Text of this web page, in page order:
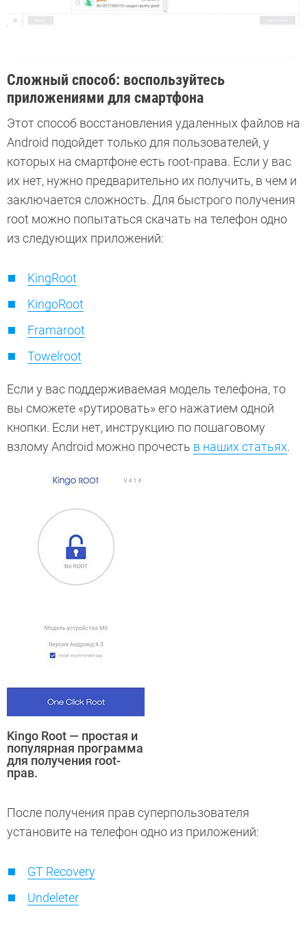
Сложный способ: воспользуйтесь
приложениями для смартфона
Этот способ восстановления удаленных файлов на
Android подойдет только для пользователей, у
которых на смартфоне есть root-права. Если у вас
их нет, нужно предварительно их получить, в чем и
заключается сложность. Для быстрого получения
root можно попытаться скачать на телефон одно
из следующих приложений:
KingRoot
KingoRoot
Framaroot
Towelroot
Если у вас поддерживаемая модель телефона, то
вы сможете «рутировать» его нажатием одной
кнопки. Если нет, инструкцию по пошаговому
взлому Android можно прочесть в наших статьях.
Kingo Root — простая и
популярная программа
для получения root-
прав.
После получения прав суперпользователя
установите на телефон одно из приложений:
GT Recovery
Undeleter